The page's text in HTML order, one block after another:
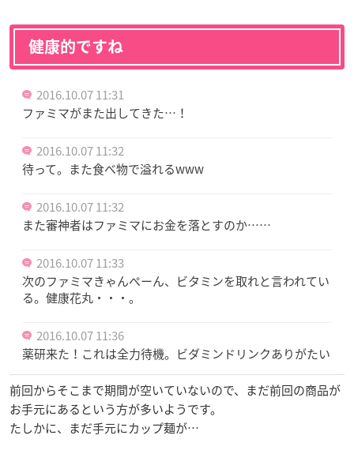
健康的ですね
2016.10.07 11:31
ファミマがまた出してきた…！
2016.10.07 11:32
待って。また食べ物で溢れるwww
2016.10.07 11:32
また審神者はファミマにお金を落とすのか……
2016.10.07 11:33
次のファミマきゃんぺーん、ビタミンを取れと言われてい
る。健康花丸・・・。
2016.10.07 11:36
薬研来た！これは全力待機。ビダミンドリンクありがたい
前回からそこまで期間が空いていないので、まだ前回の商品が
お手元にあるという方が多いようです。
たしかに、まだ手元にカップ麺が…